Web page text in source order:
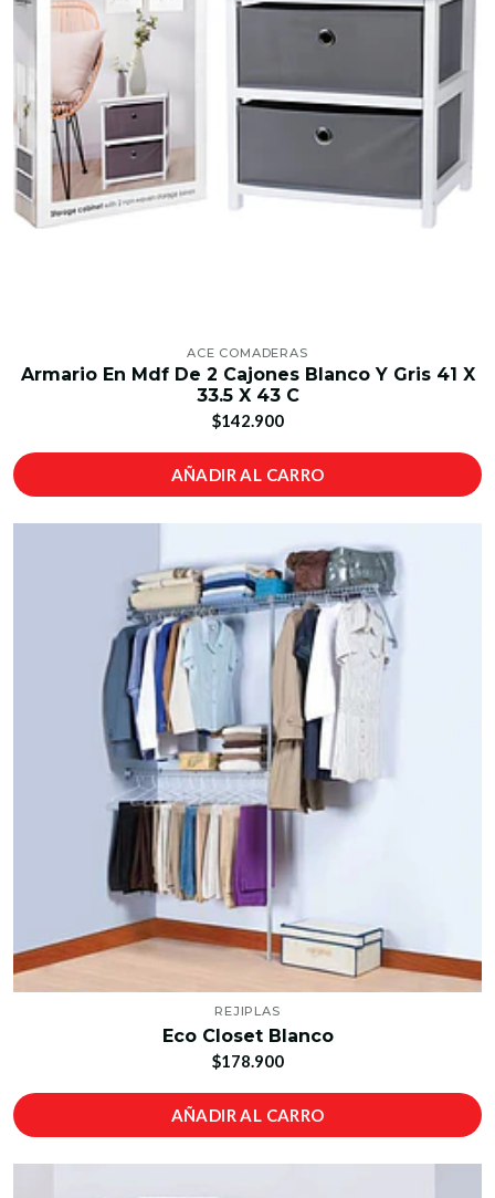
ACE COMADERAS
Armario En Mdf De 2 Cajones Blanco Y Gris 41 X
33.5 X 43 C
$142.900
AÑADIR AL CARRO
REJIPLAS
Eco Closet Blanco
$178.900
AÑADIR AL CARRO